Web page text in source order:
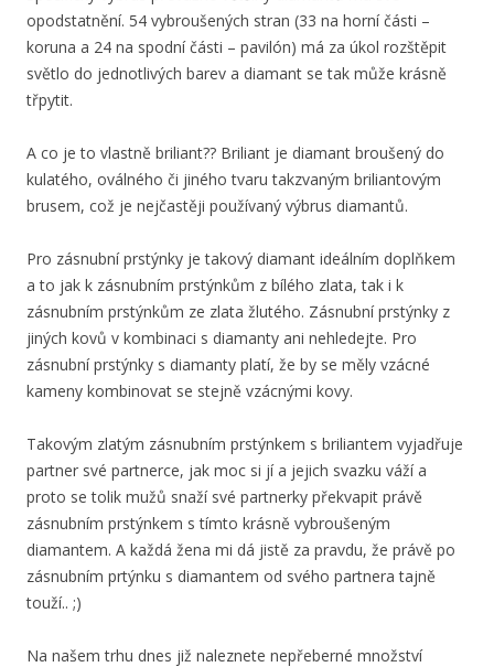
opodstatnění. 54 vybroušených stran (33 na horní části –
koruna a 24 na spodní části – pavilón) má za úkol rozštěpit
světlo do jednotlivých barev a diamant se tak může krásně
třpytit.
A co je to vlastně briliant?? Briliant je diamant broušený do
kulatého, oválného či jiného tvaru takzvaným briliantovým
brusem, což je nejčastěji používaný výbrus diamantů.
Pro zásnubní prstýnky je takový diamant ideálním doplňkem
a to jak k zásnubním prstýnkům z bílého zlata, tak i k
zásnubním prstýnkům ze zlata žlutého. Zásnubní prstýnky z
jiných kovů v kombinaci s diamanty ani nehledejte. Pro
zásnubní prstýnky s diamanty platí, že by se měly vzácné
kameny kombinovat se stejně vzácnými kovy.
Takovým zlatým zásnubním prstýnkem s briliantem vyjadřuje
partner své partnerce, jak moc si jí a jejich svazku váží a
proto se tolik mužů snaží své partnerky překvapit právě
zásnubním prstýnkem s tímto krásně vybroušeným
diamantem. A každá žena mi dá jistě za pravdu, že právě po
zásnubním prtýnku s diamantem od svého partnera tajně
touží.. ;)
Na našem trhu dnes již naleznete nepřeberné množství